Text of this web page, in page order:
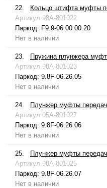
22.
Кольцо штифта муфты
Артикул 98A-801022
Паркод: F9.9-06.00.00.20
Нет в наличии
23.
Пружина плунжера
Артикул 98A-801023
Паркод: 9.8F-06.26.05
Нет в наличии
24.
Плунжер муфты
Артикул 05A-801027
Паркод: 9.8F-06.26.06
Нет в наличии
25.
Плунжер муфты передач
Артикул 98A-801025
Паркод: 9.8F-06.26.07
Нет в наличии